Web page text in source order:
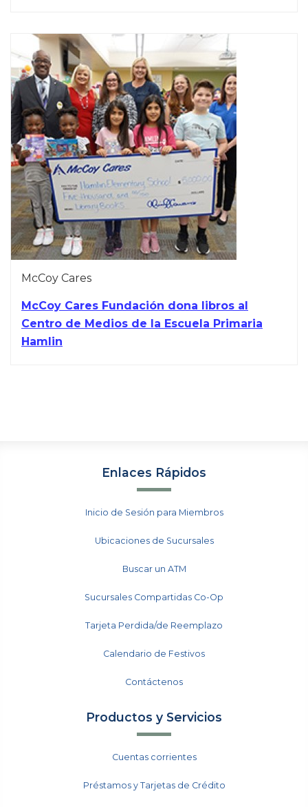
McCoy Cares
McCoy Cares Fundación dona libros al
Centro de Medios de la Escuela Primaria
Hamlin
Enlaces Rápidos
Inicio de Sesión para Miembros
Ubicaciones de Sucursales
Buscar un ATM
Sucursales Compartidas Co-Op
Tarjeta Perdida/de Reemplazo
Calendario de Festivos
Contáctenos
Productos y Servicios
Cuentas corrientes
Préstamos y Tarjetas de Crédito